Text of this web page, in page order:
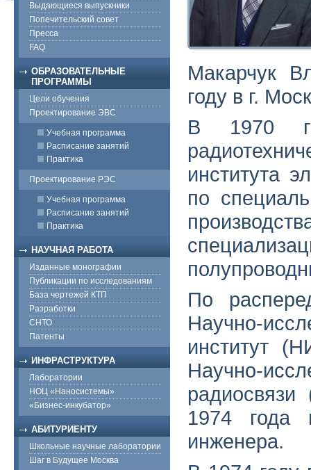
Выдающиеся выпускники
Попечительский совет
Пресса
FAQ
ОБРАЗОВАТЕЛЬНЫЕ
ПРОГРАММЫ
Цели обучения
Проектирование ЭВС
Учебная программа
Расписание занятий
Практика
Проектирование РЭС
Учебная программа
Расписание занятий
Практика
НАУЧНАЯ РАБОТА
Изданные монографии
Публикации по исследованиям
База чертежей КТП
Разработки
СНТО
Патенты
ИНФРАСТРУКТУРА
Лаборатории
НОЦ «Наносистемы»
«Бизнес-инкубатор»
АБИТУРИЕНТУ
Школьные научные лаборатории
Шаг в Будущее Москва
Макарчук
году в г.
В 1970
института
по
По
Научно-
институт
Научно-
1974 года
инженера.